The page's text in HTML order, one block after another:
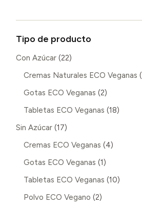
Tipo de producto
Con Azúcar 2222
productos
Cremas Naturales ECO Veganas
Gotas ECO Veganas 22
productos
Tabletas ECO Veganas 1818
Sin Azúcar 1717
productos
Cremas ECO Veganas
44
productos
Gotas ECO Veganas 11
producto
Tabletas ECO Veganas 1010
Polvo ECO Vegano 22
productos